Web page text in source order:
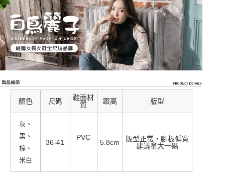
顏色 尺碼
鞋面材
質
跟高 版型
灰、
黑、
棕、
米白
36-41
PVC
5.8cm
版型正常，腳板偏寬
建議拿大一碼